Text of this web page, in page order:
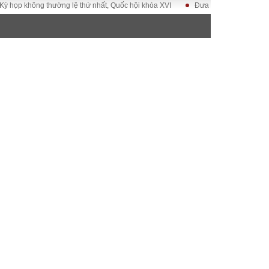
không thường lệ thứ nhất, Quốc hội khóa XVI Đưa Nghị quyết Đại hội Đảng